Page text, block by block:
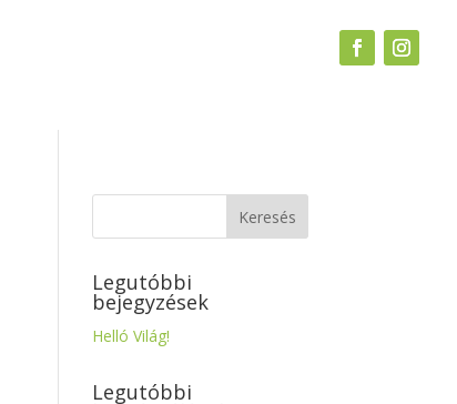
Legutóbbi
bejegyzések
Helló Világ!
Legutóbbi